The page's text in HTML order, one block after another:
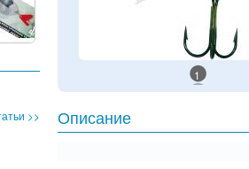
>>
1
Описание